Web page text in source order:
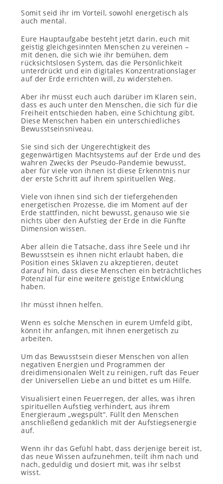
Somit seid ihr im Vorteil, sowohl energetisch als
auch mental.
Eure Hauptaufgabe besteht jetzt darin, euch mit
geistig gleichgesinnten Menschen zu vereinen –
mit denen, die sich wie ihr bemühen, dem
rücksichtslosen System, das die Persönlichkeit
unterdrückt und ein digitales Konzentrationslager
auf der Erde errichten will, zu widerstehen.
Aber ihr müsst euch auch darüber im Klaren sein,
dass es auch unter den Menschen, die sich für die
Freiheit entschieden haben, eine Schichtung gibt.
Diese Menschen haben ein unterschiedliches
Bewusstseinsniveau.
Sie sind sich der Ungerechtigkeit des
gegenwärtigen Machtsystems auf der Erde und des
wahren Zwecks der Pseudo-Pandemie bewusst,
aber für viele von ihnen ist diese Erkenntnis nur
der erste Schritt auf ihrem spirituellen Weg.
Viele von ihnen sind sich der tiefergehenden
energetischen Prozesse, die im Moment auf der
Erde stattfinden, nicht bewusst, genauso wie sie
nichts über den Aufstieg der Erde in die Fünfte
Dimension wissen.
Aber allein die Tatsache, dass ihre Seele und ihr
Bewusstsein es ihnen nicht erlaubt haben, die
Position eines Sklaven zu akzeptieren, deutet
darauf hin, dass diese Menschen ein beträchtliches
Potenzial für eine weitere geistige Entwicklung
haben.
Ihr müsst ihnen helfen.
Wenn es solche Menschen in eurem Umfeld gibt,
könnt ihr anfangen, mit ihnen energetisch zu
arbeiten.
Um das Bewusstsein dieser Menschen von allen
negativen Energien und Programmen der
dreidimensionalen Welt zu reinigen, ruft das Feuer
der Universellen Liebe an und bittet es um Hilfe.
Visualisiert einen Feuerregen, der alles, was ihren
spirituellen Aufstieg verhindert, aus ihrem
Energieraum „wegspült“. Füllt den Menschen
anschließend gedanklich mit der Aufstiegsenergie
auf.
Wenn ihr das Gefühl habt, dass derjenige bereit ist,
das neue Wissen aufzunehmen, teilt ihm nach und
nach, geduldig und dosiert mit, was ihr selbst
wisst.